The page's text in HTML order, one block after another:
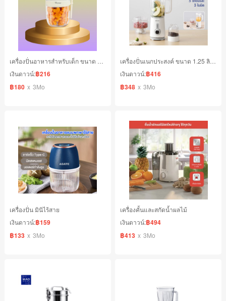
เงินดาวน์:฿216
฿180 x 3Mo
เงินดาวน์:฿416
฿348 x 3Mo
เครื่องปั่น มินิไร้สาย
เงินดาวน์:฿159
฿133 x 3Mo
เครื่องคั้นและสกัดน้ำผลไม้
เงินดาวน์:฿494
฿413 x 3Mo